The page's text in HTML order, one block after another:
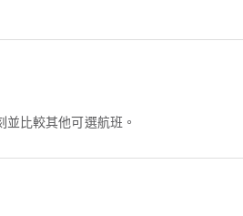
並比較其他可選航班。